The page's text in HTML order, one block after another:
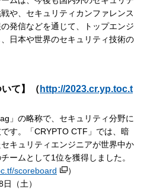
や、セキュリティカンファレンス
発信などを通じて、トップエンジ
日本や世界のセキュリティ技術の
いて】（ http://2023.cr.yp.toc.t
」の略称で、セキュリティ分野に
す。「CRYPTO CTF」では、暗
キュリティエンジニアが世界中か
ームとして1位を獲得しました。
scoreboard
）
（土）